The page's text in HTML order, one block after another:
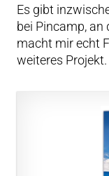
Es gibt
bei Pincamp, an
macht mir echt
weiteres Projekt.